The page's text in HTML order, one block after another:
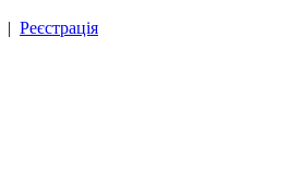
| Реєстрація